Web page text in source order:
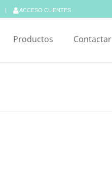
ACCESO CLIENTES
Productos Contactar